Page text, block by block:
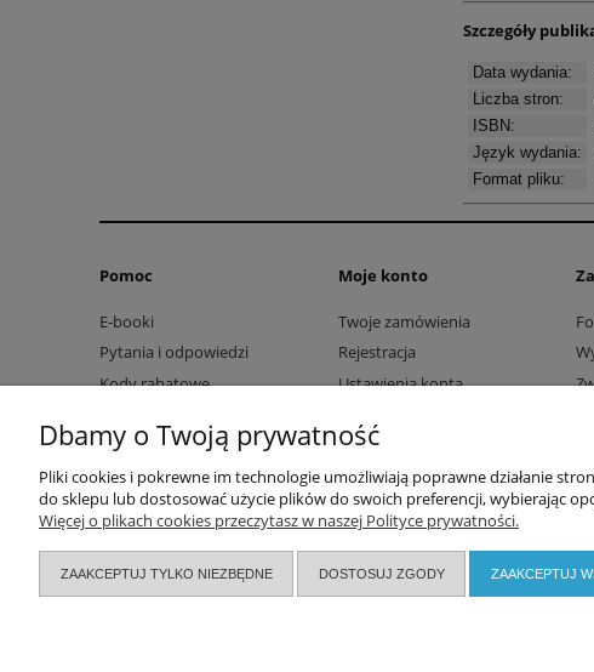
Szczegóły
Data wydania:
Liczba stron:
ISBN:
Język wydania:
Format pliku:
Pomoc
E-booki
Pytania i odpowiedzi
Kody rabatowe
Moje konto
Twoje zamówienia
Rejestracja
Ustawienia konta
Dbamy o Twoją prywatność
Pliki cookies i pokrewne im technologie umożliwiają poprawne działanie
do sklepu lub dostosować użycie plików do swoich preferencji, wybierając
Więcej o plikach cookies przeczytasz w naszej Polityce prywatności.
ZAAKCEPTUJ TYLKO NIEZBĘDNE DOSTOSUJ ZGODY ZAAKCEPTUJ